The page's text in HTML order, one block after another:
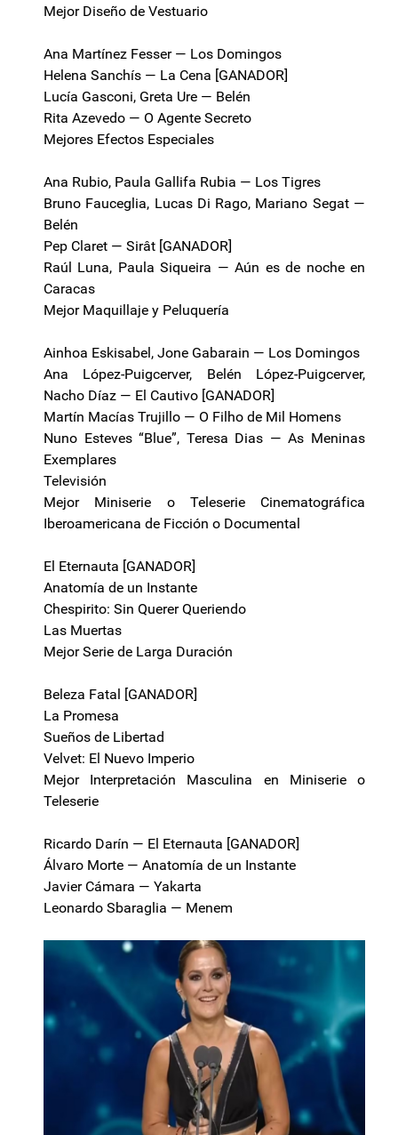
Mejor Diseño de Vestuario
Ana Martínez Fesser — Los Domingos
Helena Sanchís — La Cena [GANADOR]
Lucía Gasconi, Greta Ure — Belén
Rita Azevedo — O Agente Secreto
Mejores Efectos Especiales
Ana Rubio, Paula Gallifa Rubia — Los Tigres
Bruno Fauceglia, Lucas Di Rago, Mariano Segat —
Belén
Pep Claret — Sirât [GANADOR]
Raúl Luna, Paula Siqueira — Aún es de noche en
Caracas
Mejor Maquillaje y Peluquería
Ainhoa Eskisabel, Jone Gabarain — Los Domingos
Ana López-Puigcerver, Belén López-Puigcerver,
Nacho Díaz — El Cautivo [GANADOR]
Martín Macías Trujillo — O Filho de Mil Homens
Nuno Esteves “Blue”, Teresa Dias — As Meninas
Exemplares
Televisión
Mejor Miniserie o Teleserie Cinematográfica
Iberoamericana de Ficción o Documental
El Eternauta [GANADOR]
Anatomía de un Instante
Chespirito: Sin Querer Queriendo
Las Muertas
Mejor Serie de Larga Duración
Beleza Fatal [GANADOR]
La Promesa
Sueños de Libertad
Velvet: El Nuevo Imperio
Mejor Interpretación Masculina en Miniserie o
Teleserie
Ricardo Darín — El Eternauta [GANADOR]
Álvaro Morte — Anatomía de un Instante
Javier Cámara — Yakarta
Leonardo Sbaraglia — Menem